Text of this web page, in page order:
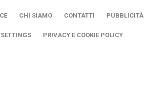
CHI SIAMO CONTATTI PUBBLICITÀ
PRIVACY E COOKIE POLICY